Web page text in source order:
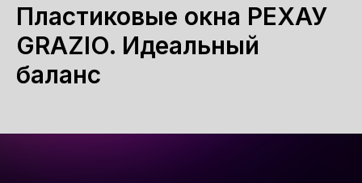
Пластиковые окна РЕХАУ
GRAZIO. Идеальный
баланс